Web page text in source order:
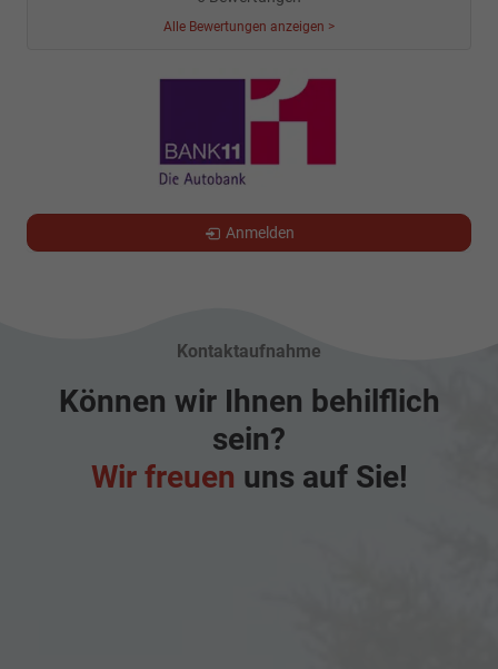
Alle Bewertungen anzeigen >
Anmelden
Kontaktaufnahme
Können wir Ihnen behilflich
sein?
Wir freuen uns auf Sie!